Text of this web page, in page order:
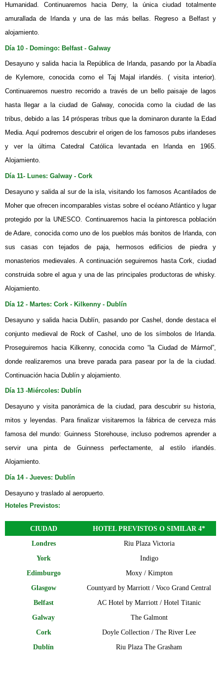
Humanidad. Continuaremos hacia Derry, la única ciudad totalmente
amurallada de Irlanda y una de las más bellas. Regreso a Belfast y
alojamiento.
Día 10 - Domingo: Belfast - Galway
Desayuno y salida hacia la República de Irlanda, pasando por la Abadía
de Kylemore, conocida como el Taj Majal irlandés. ( visita interior).
Continuaremos nuestro recorrido a través de un bello paisaje de lagos
hasta llegar a la ciudad de Galway, conocida como la ciudad de las
tribus, debido a las 14 prósperas tribus que la dominaron durante la Edad
Media. Aquí podremos descubrir el origen de los famosos pubs irlandeses
y ver la última Catedral Católica levantada en Irlanda en 1965.
Alojamiento.
Día 11- Lunes: Galway - Cork
Desayuno y salida al sur de la isla, visitando los famosos Acantilados de
Moher que ofrecen incomparables vistas sobre el océano Atlántico y lugar
protegido por la UNESCO. Continuaremos hacia la pintoresca población
de Adare, conocida como uno de los pueblos más bonitos de Irlanda, con
sus casas con tejados de paja, hermosos edificios de piedra y
monasterios medievales. A continuación seguiremos hasta Cork, ciudad
construida sobre el agua y una de las principales productoras de whisky.
Alojamiento.
Día 12 - Martes: Cork - Kilkenny - Dublín
Desayuno y salida hacia Dublín, pasando por Cashel, donde destaca el
conjunto medieval de Rock of Cashel, uno de los símbolos de Irlanda.
Proseguiremos hacia Kilkenny, conocida como “la Ciudad de Mármol”,
donde realizaremos una breve parada para pasear por la de la ciudad.
Continuación hacia Dublín y alojamiento.
Día 13 -Miércoles: Dublín
Desayuno y visita panorámica de la ciudad, para descubrir su historia,
mitos y leyendas. Para finalizar visitaremos la fábrica de cerveza más
famosa del mundo: Guinness Storehouse, incluso podremos aprender a
servir una pinta de Guinness perfectamente, al estilo irlandés.
Alojamiento.
Día 14 - Jueves: Dublín
Desayuno y traslado al aeropuerto.
Hoteles Previstos:
CIUDAD
HOTEL PREVISTOS O SIMILAR 4*
Londres
Riu Plaza Victoria
York
Indigo
Edimburgo
Moxy / Kimpton
Glasgow
Countyard by Marriott / Voco Grand Central
Belfast
AC Hotel by Marriott / Hotel Titanic
Galway
The Galmont
Cork
Doyle Collection / The River Lee
Dublín
Riu Plaza The Grasham